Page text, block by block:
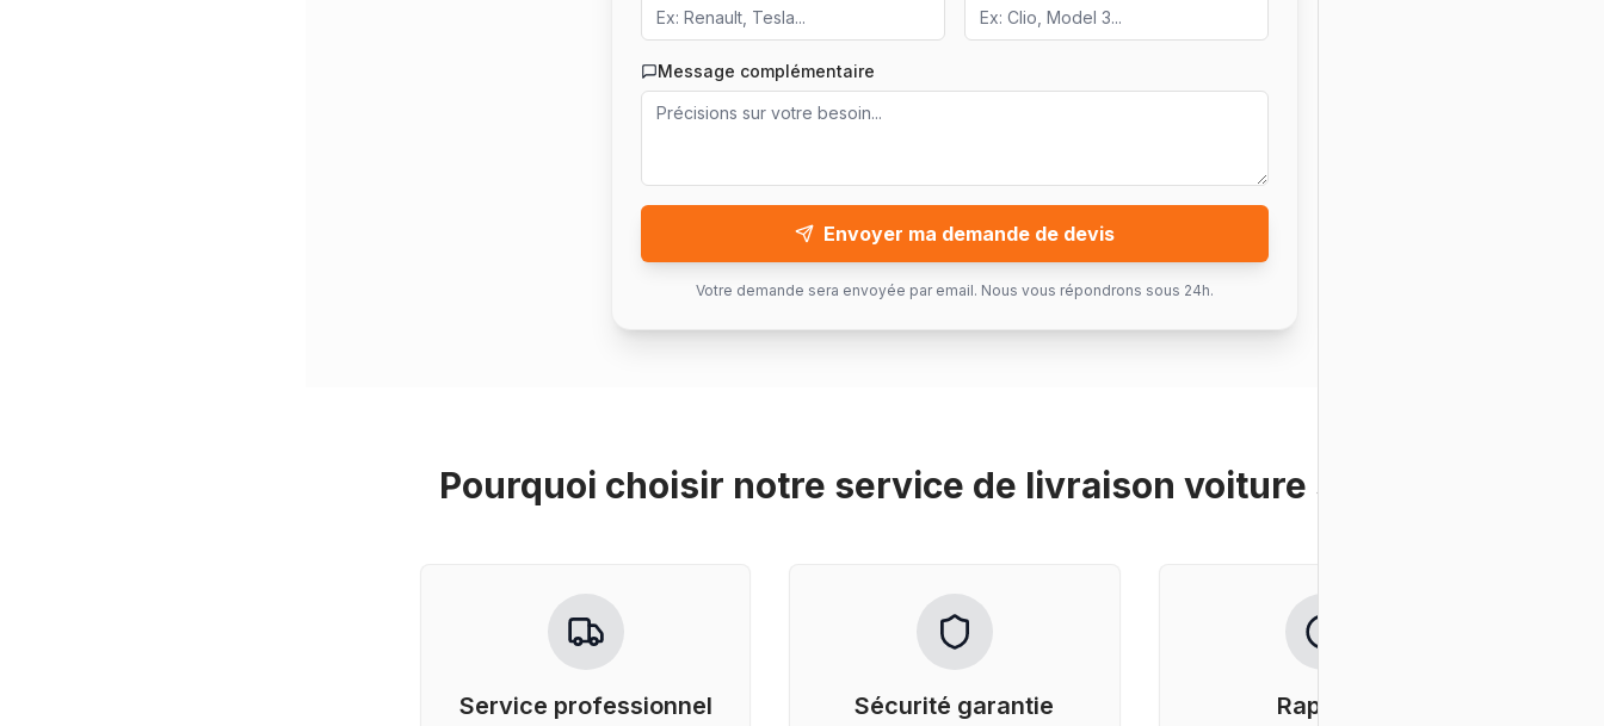
Message complémentaire
Envoyer ma demande de devis
Votre demande sera envoyée par email. Nous vous répondrons sous 24h.
Pourquoi choisir notre service de livraison voiture société
Service professionnel Sécurité garantie Rapidité